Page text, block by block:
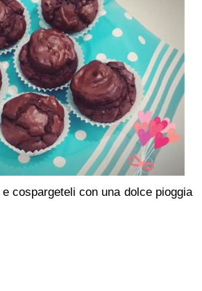
cospargeteli con una dolce pioggia